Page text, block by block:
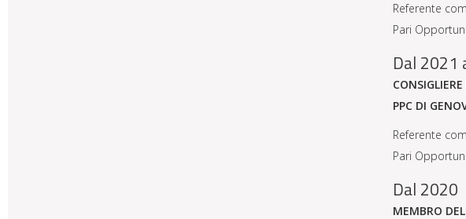
Referente
Pari
Dal 2021
PPC DI
Referente
Pari
Dal 2020
MEMBRO